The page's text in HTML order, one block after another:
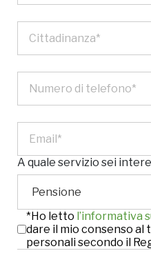
A quale servizio sei
*Ho letto l’informativa
dare il mio consenso
personali secondo il